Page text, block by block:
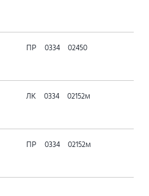
ПР 0334 02450
ЛК 0334 02152м
ПР 0334 02152м